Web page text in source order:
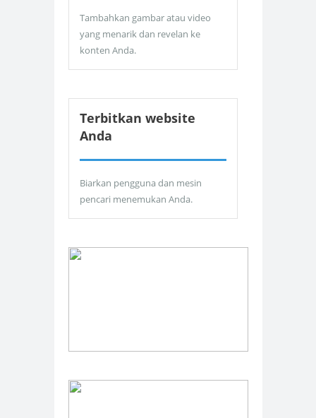
Tambahkan gambar atau video
yang menarik dan revelan ke
konten Anda.
Terbitkan website
Anda
Biarkan pengguna dan mesin
pencari menemukan Anda.